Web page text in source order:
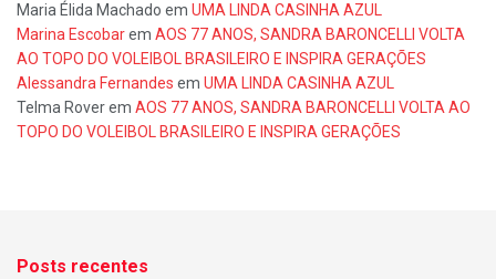
Maria Élida Machado em UMA LINDA CASINHA AZUL
Marina Escobarem AOS 77 ANOS, SANDRA BARONCELLI VOLTA
AO TOPO DO VOLEIBOL BRASILEIRO E INSPIRA GERAÇÕES
Alessandra Fernandes em UMA LINDA CASINHA AZUL
Telma Roverem AOS 77 ANOS, SANDRA BARONCELLI VOLTA AO
TOPO DO VOLEIBOL BRASILEIRO E INSPIRA GERAÇÕES
Posts recentes